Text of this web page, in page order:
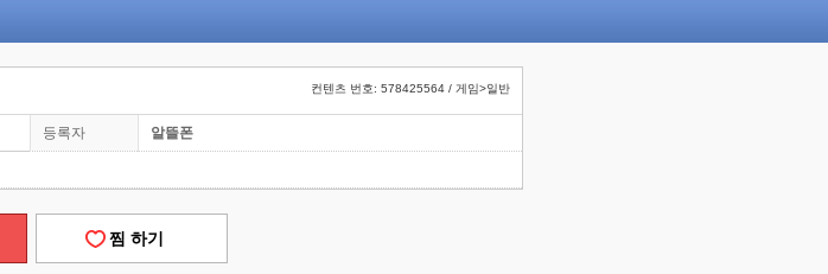
컨텐츠 번호: 578425564 / 게임>일반
등록자 알뜰폰
찜 하기